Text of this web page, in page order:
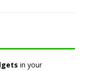
in your